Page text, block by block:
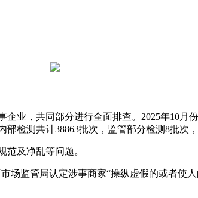
，共同部分进行全面排查。2025年10月
检测共计38863批次，监管部分检测8批次，
及净乱等问题。
监管局认定涉事商家“操纵虚假的或者使